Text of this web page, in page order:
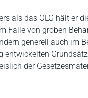
als das OLG hält er
Falle von groben
generell auch im
entwickelten
der